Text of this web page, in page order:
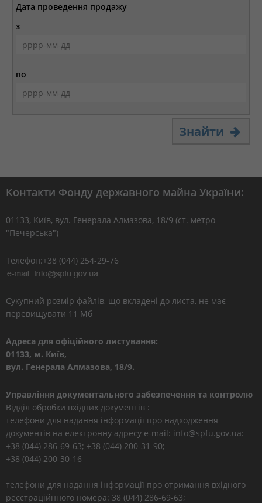
Дата проведення продажу
з
по
Знайти
Контакти Фонду державного майна України:
01133, Kиїв, вул. Генерала Алмазова, 18/9 (ст. метро
"Печерська")
Телефон:+38 (044) 254-29-76
Сукупний розмір файлів, що вкладені до листа, не має
перевищувати 11 Мб
Адреса для офіційного листування:
01133, м. Київ,
вул. Генерала Алмазова, 18/9.
Управління документального забезпечення та контролю
Відділ обробки вхідних документів :
телефони для надання інформації про надходження
документів на електронну адресу e-mail: info@spfu.gov.ua:
+38 (044) 286-69-63; +38 (044) 200-31-90;
+38 (044) 200-30-16
телефони для надання інформації про отримання вхідного
реєстраційнного номера: 38 (044) 286-69-63;